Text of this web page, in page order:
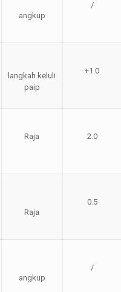
angkup
/
langkah keluli
paip
+1.0
Raja 2.0
Raja
0.5
angkup
/